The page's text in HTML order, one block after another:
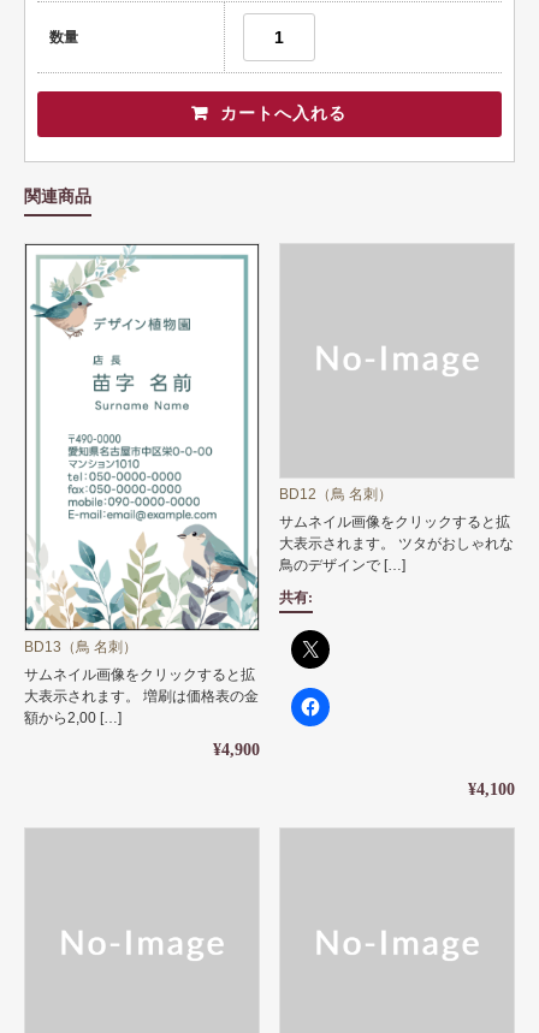
数量
関連商品
BD13（鳥 名刺）
サムネイル画像をクリックすると拡
大表示されます。 増刷は価格表の金
額から2,00 […]
¥4,900
BD12（鳥 名刺）
サムネイル画像をクリックすると拡
大表示されます。 ツタがおしゃれな
鳥のデザインで […]
共有:
¥4,100